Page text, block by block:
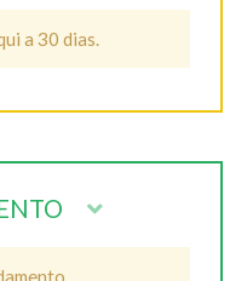
a 30 dias.